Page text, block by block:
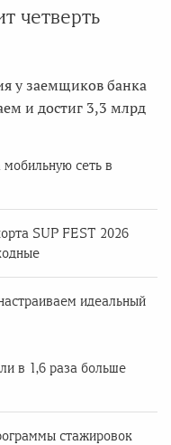
четверть
у заемщиков банка
и достиг 3,3 млрд
сеть в
SUP FEST 2026
идеальный
в 1,6 раза больше
стажировок